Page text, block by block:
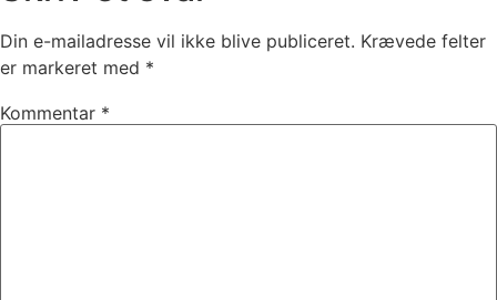
Din e-mailadresse vil ikke blive publiceret. Krævede felter
er markeret med *
Kommentar *